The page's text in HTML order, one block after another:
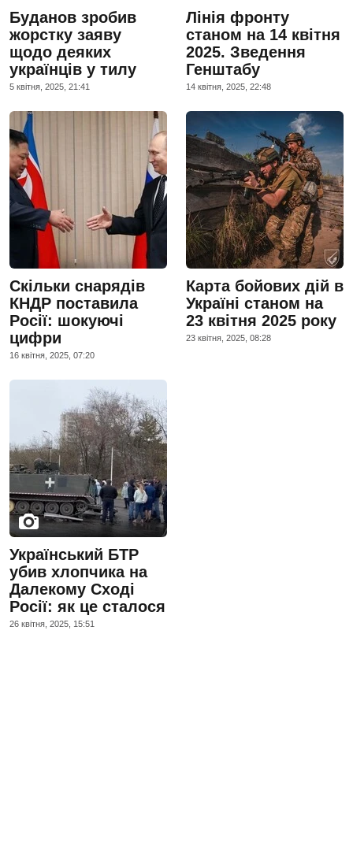
Буданов зробив
жорстку заяву
щодо деяких
українців у тилу
5 квiтня, 2025, 21:41
Лінія фронту
станом на 14 квітня
2025. Зведення
Генштабу
14 квiтня, 2025, 22:48
Скільки снарядів
КНДР поставила
Росії: шокуючі
цифри
16 квiтня, 2025, 07:20
Карта бойових дій в
Україні станом на
23 квітня 2025 року
23 квiтня, 2025, 08:28
Український БТР
убив хлопчика на
Далекому Сході
Росії: як це сталося
26 квiтня, 2025, 15:51